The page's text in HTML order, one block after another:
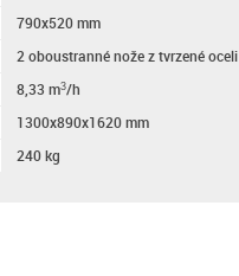
790x520 mm
2 oboustranné nože z tvrzené oceli
8,33 m3/h
1300x890x1620 mm
240 kg